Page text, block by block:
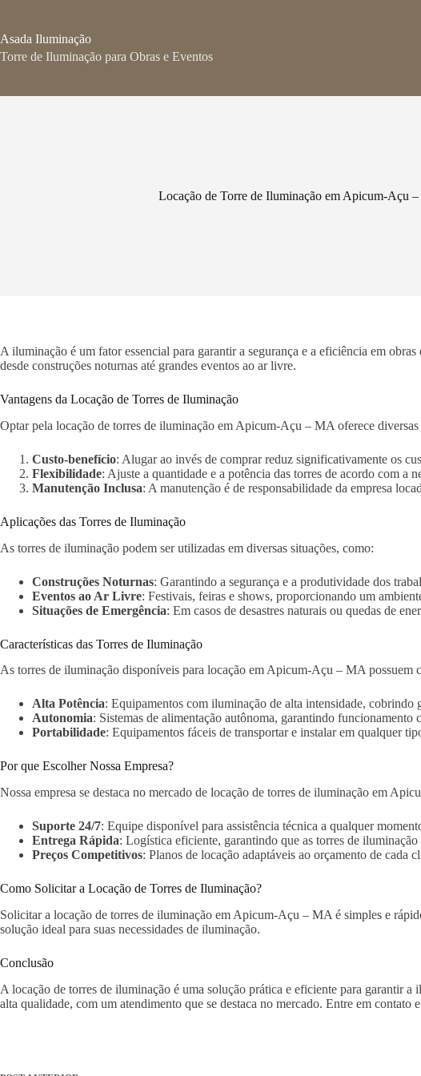
o
conteúdo
Asada Iluminação
Torre de Iluminação para Obras e Eventos
Locação de Torre de Iluminação em Apicum-Açu
A iluminação é um fator essencial para garantir a segurança e a eficiência em
desde construções noturnas até grandes eventos ao ar livre.
Vantagens da Locação de Torres de Iluminação
Optar pela locação de torres de iluminação em Apicum-Açu – MA oferece
Custo-benefício: Alugar ao invés de comprar reduz significativamente os
Flexibilidade: Ajuste a quantidade e a potência das torres de acordo com a
Manutenção Inclusa: A manutenção é de responsabilidade da empresa
Aplicações das Torres de Iluminação
As torres de iluminação podem ser utilizadas em diversas situações, como:
Construções Noturnas: Garantindo a segurança e a produtividade dos
Eventos ao Ar Livre: Festivais, feiras e shows, proporcionando um
Situações de Emergência: Em casos de desastres naturais ou quedas de
Características das Torres de Iluminação
As torres de iluminação disponíveis para locação em Apicum-Açu – MA possuem
Alta Potência: Equipamentos com iluminação de alta intensidade, cobrindo
Autonomia: Sistemas de alimentação autônoma, garantindo funcionamento
Portabilidade: Equipamentos fáceis de transportar e instalar em qualquer
Por que Escolher Nossa Empresa?
Nossa empresa se destaca no mercado de locação de torres de iluminação em
Suporte 24/7: Equipe disponível para assistência técnica a qualquer
Entrega Rápida: Logística eficiente, garantindo que as torres de
Preços Competitivos: Planos de locação adaptáveis ao orçamento de cada
Como Solicitar a Locação de Torres de Iluminação?
Solicitar a locação de torres de iluminação em Apicum-Açu – MA é simples e
solução ideal para suas necessidades de iluminação.
Conclusão
A locação de torres de iluminação é uma solução prática e eficiente para garantir
alta qualidade, com um atendimento que se destaca no mercado. Entre em